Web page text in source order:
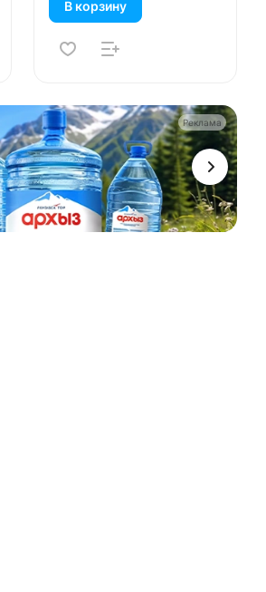
Реклама
В корзину